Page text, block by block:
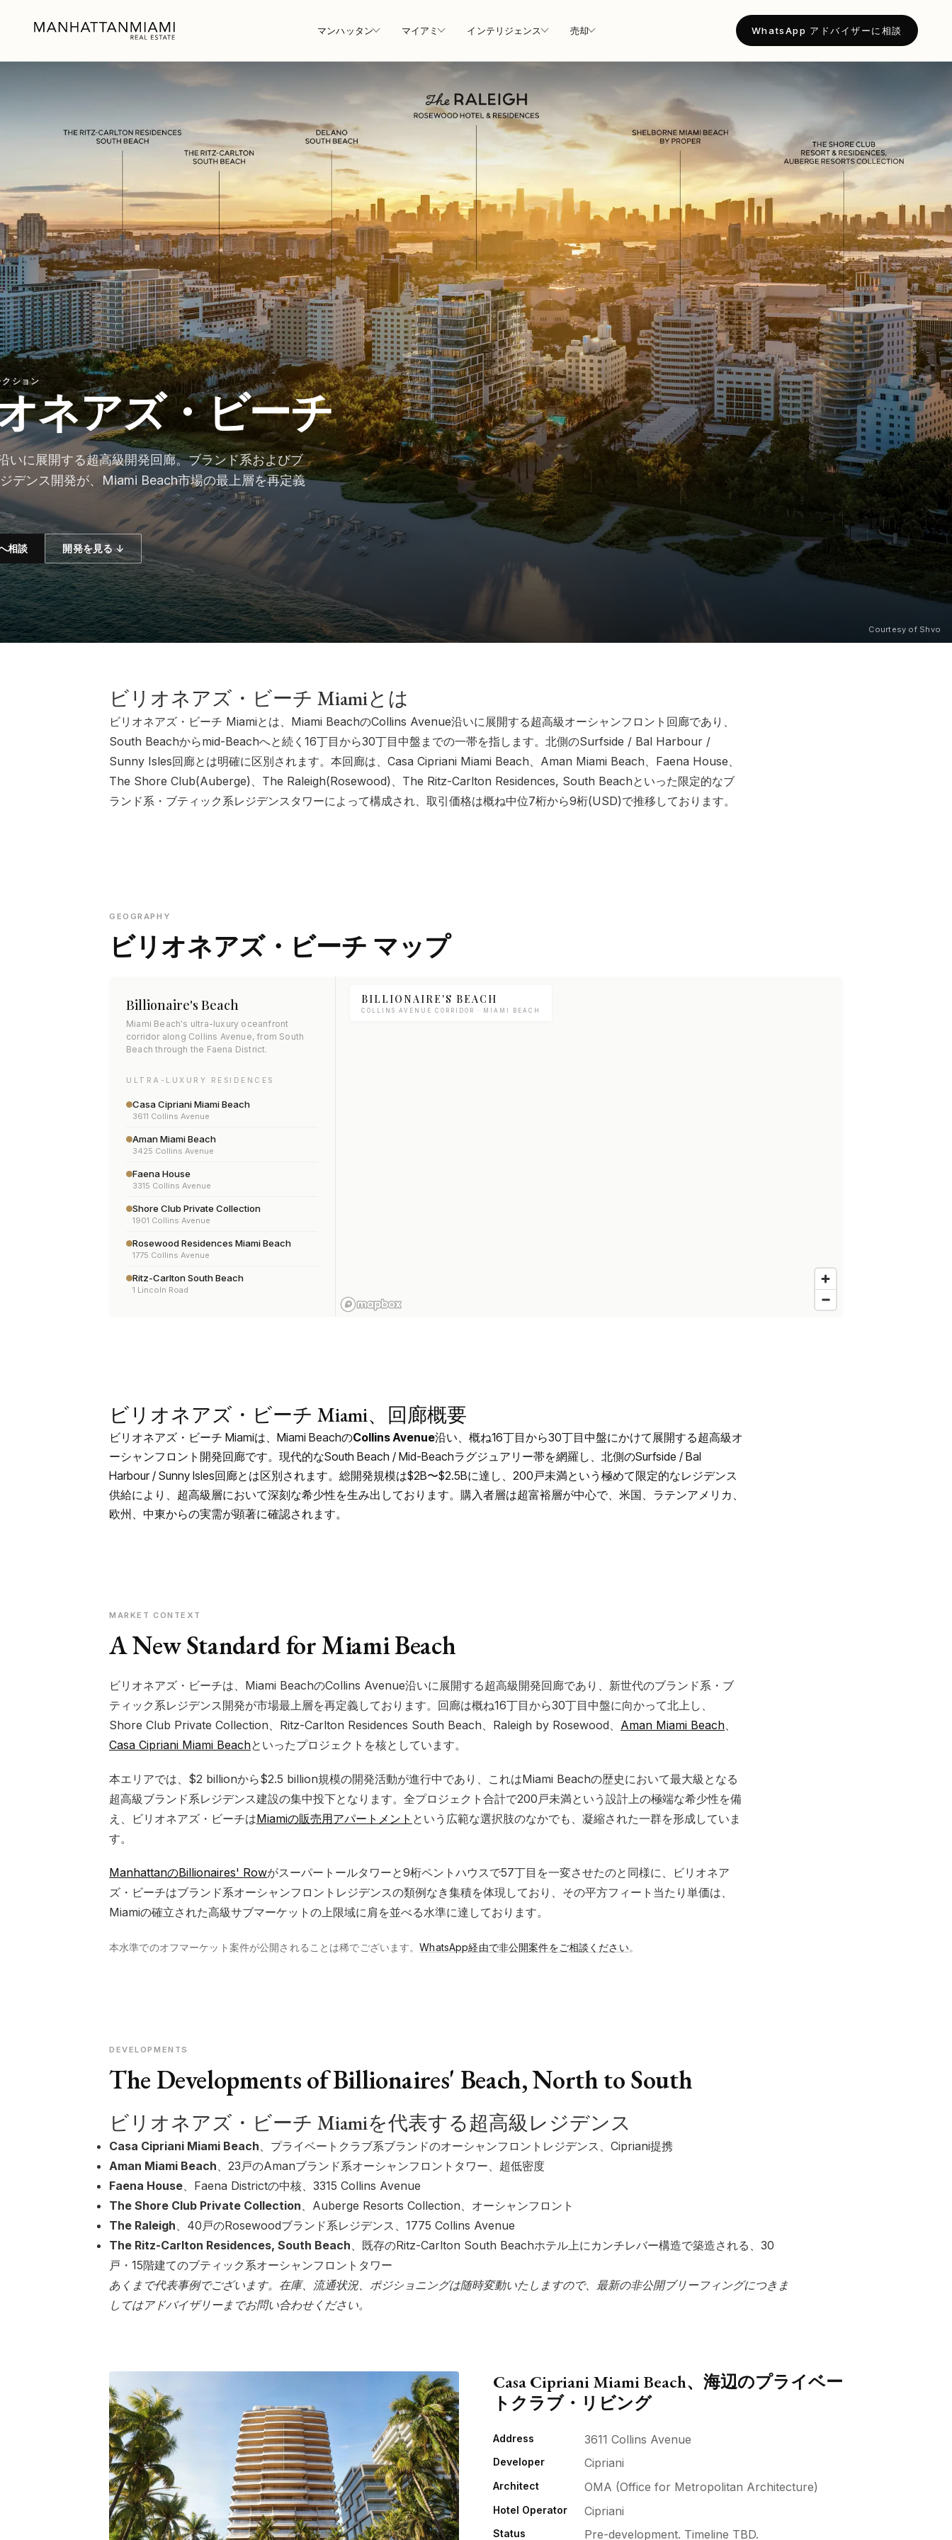
マンハッタン マイアミ インテリジェンス 売却 WhatsApp アドバイザーに相談
Courtesy of Shvo
ション
ネアズ・ビーチ
いに展開する超高級開発回廊。ブランド系およびブ
デンス開発が、Miami Beach市場の最上層を再定義
相談 開発を見る ↓
Here, “billionaire” is not only a net-worth label. It describes a buyer profile willing to compete for
oceanfront scarcity, privacy, branded architecture, and irreplaceable Miami Beach positioning.
ビリオネアズ・ビーチ Miamiとは
ビリオネアズ・ビーチ Miamiとは、Miami BeachのCollins Avenue沿いに展開する超高級オーシャンフロント回廊であり、
South Beachからmid-Beachへと続く16丁目から30丁目中盤までの一帯を指します。北側のSurfside / Bal Harbour /
Sunny Isles回廊とは明確に区別されます。本回廊は、Casa Cipriani Miami Beach、Aman Miami Beach、Faena House、
The Shore Club(Auberge)、The Raleigh(Rosewood)、The Ritz-Carlton Residences, South Beachといった限定的なブ
ランド系・ブティック系レジデンスタワーによって構成され、取引価格は概ね中位7桁から9桁(USD)で推移しております。
GEOGRAPHY
ビリオネアズ・ビーチ マップ
ビリオネアズ・ビーチ Miami、回廊概要
ビリオネアズ・ビーチ Miamiは、Miami BeachのCollins Avenue沿い、概ね16丁目から30丁目中盤にかけて展開する超高級オ
ーシャンフロント開発回廊です。現代的なSouth Beach / Mid-Beachラグジュアリー帯を網羅し、北側のSurfside / Bal
Harbour / Sunny Isles回廊とは区別されます。総開発規模は$2B〜$2.5Bに達し、200戸未満という極めて限定的なレジデンス
供給により、超高級層において深刻な希少性を生み出しております。購入者層は超富裕層が中心で、米国、ラテンアメリカ、
欧州、中東からの実需が顕著に確認されます。
MARKET CONTEXT
A New Standard for Miami Beach
ビリオネアズ・ビーチは、Miami BeachのCollins Avenue沿いに展開する超高級開発回廊であり、新世代のブランド系・ブ
ティック系レジデンス開発が市場最上層を再定義しております。回廊は概ね16丁目から30丁目中盤に向かって北上し、
Shore Club Private Collection、Ritz-Carlton Residences South Beach、Raleigh by Rosewood、 Aman Miami Beach
Casa Cipriani Miami Beachといったプロジェクトを核としています。
本エリアでは、$2 billionから$2.5 billion規模の開発活動が進行中であり、これはMiami Beachの歴史において最大級となる
超高級ブランド系レジデンス建設の集中投下となります。全プロジェクト合計で200戸未満という設計上の極端な希少性を備
え、ビリオネアズ・ビーチはMiamiの販売用アパートメント という広範な選択肢のなかでも、凝縮された一群を形成していま
す。
ManhattanのBillionaires' Rowがスーパートールタワーと9桁ペントハウスで57丁目を一変させたのと同様に、ビリオネア
ズ・ビーチはブランド系オーシャンフロントレジデンスの類例なき集積を体現しており、その平方フィート当たり単価は、
Miamiの確立された高級サブマーケットの上限域に肩を並べる水準に達しております。
本水準でのオフマーケット案件が公開されることは稀でございます。WhatsApp経由で非公開案件をご相談ください。
DEVELOPMENTS
The Developments of Billionaires' Beach, North to South
ビリオネアズ・ビーチ Miamiを代表する超高級レジデンス
Casa Cipriani Miami Beach 、プライベートクラブ系ブランドのオーシャンフロントレジデンス、Cipriani提携
Aman Miami Beach 、23戸のAmanブランド系オーシャンフロントタワー、超低密度
Faena House 、Faena Districtの中核、3315 Collins Avenue
The Shore Club Private Collection 、Auberge Resorts Collection、オーシャンフロント
The Raleigh 、40戸のRosewoodブランド系レジデンス、1775 Collins Avenue
The Ritz-Carlton Residences, South Beach 、既存のRitz-Carlton South Beachホテル上にカンチレバー構造で築造される、30
戸・15階建てのブティック系オーシャンフロントタワー
あくまで代表事例でございます。在庫、流通状況、ポジショニングは随時変動いたしますので、最新の非公開ブリーフィングにつきま
してはアドバイザリーまでお問い合わせください。
Casa Cipriani Miami Beach、海辺のプライベー
トクラブ・リビング
Address 3611 Collins Avenue
Developer Cipriani
Architect OMA (Office for Metropolitan Architecture)
Hotel Operator Cipriani
Status Pre-development. Timeline TBD.